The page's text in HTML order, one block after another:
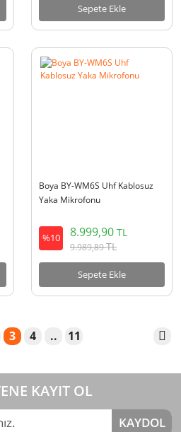
Sepete Ekle
Boya BY-WM6S Uhf Kablosuz
Yaka Mikrofonu
%10 8.999,90 TL
9.989,89TL
Sepete Ekle
3 4 .. 11
KAYIT OL
KAYDOL